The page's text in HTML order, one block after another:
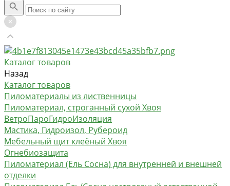
Каталог товаров
Назад
Каталог товаров
Пиломатериалы из лиственницы
Пиломатериал, строганный сухой Хвоя
ВетроПароГидроИзоляция
Мастика, Гидроизол, Рубероид
Мебельный щит клеёный Хвоя
Огнебиозащита
Пиломатериал (Ель Сосна) для внутренней и внешней
отделки